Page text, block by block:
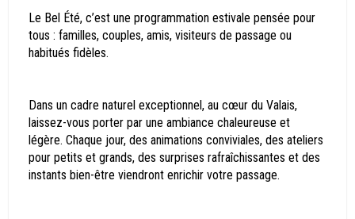
Le Bel Été, c’est une programmation estivale pensée pour
tous : familles, couples, amis, visiteurs de passage ou
habitués fidèles.
Dans un cadre naturel exceptionnel, au cœur du Valais,
laissez-vous porter par une ambiance chaleureuse et
légère. Chaque jour, des animations conviviales, des ateliers
pour petits et grands, des surprises rafraîchissantes et des
instants bien-être viendront enrichir votre passage.